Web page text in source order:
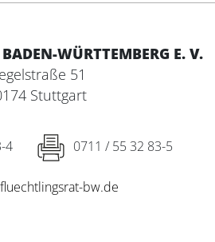
WÜRTTEMBERG E. V.
51
Stuttgart
4 0711 / 55 32 83-5
bw.de